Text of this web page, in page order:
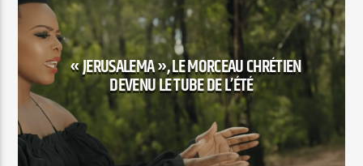
EN CE MOMENT
TITRE
ARTISTE
LOUANGE MUSIC MUSIC NEWS
« JERUSALEMA », LE MORCEAU CHRÉTIEN
DEVENU LE TUBE DE L’ÉTÉ